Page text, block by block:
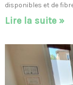
disponibles et de
Lire la suite »